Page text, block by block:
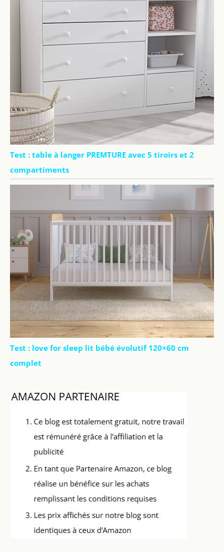
Test : table à langer PREMTURE avec 5 tiroirs et 2
compartiments
Test : love for sleep lit bébé évolutif 120×60 cm
complet